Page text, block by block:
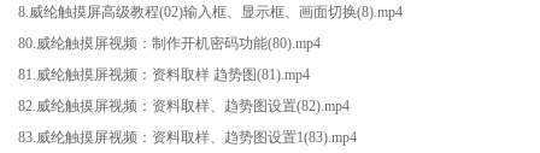
8.威纶触摸屏高级教程(02)输入框、显示框、画面切换(8).mp4
80.威纶触摸屏视频：制作开机密码功能(80).mp4
81.威纶触摸屏视频：资料取样 趋势图(81).mp4
82.威纶触摸屏视频：资料取样、趋势图设置(82).mp4
83.威纶触摸屏视频：资料取样、趋势图设置1(83).mp4